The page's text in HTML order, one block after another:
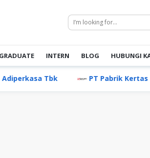
INTERN BLOG HUBUNGI
Tbk PT Pabrik Kertas Tjiwi